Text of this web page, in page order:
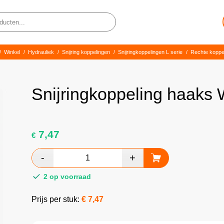
/ Winkel / Hydrauliek / Snijring koppelingen / Snijringkoppelingen L serie / Rechte
Snijringkoppeling haaks
€7,47
2 op voorraad
Prijs per stuk: € 7,47